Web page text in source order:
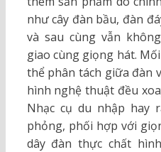
như cây đàn bầu, đàn
và sau cùng vẫn
giao cùng giọng hát.
thể phân tách giữa đàn
hình nghệ thuật đều
Nhạc cụ du nhập hay
phỏng, phối hợp với
dây đàn thực chất